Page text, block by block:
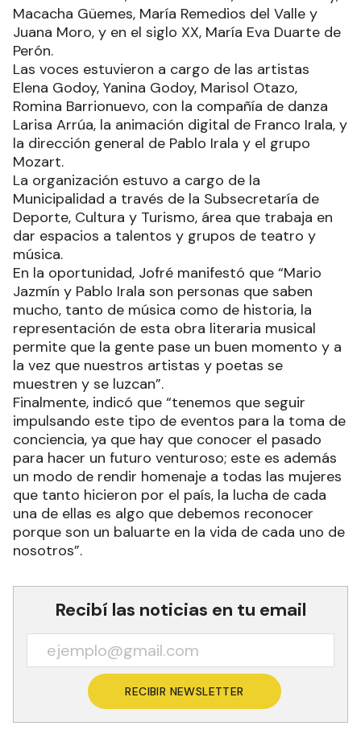
Macacha Güemes, María Remedios del Valle y
Juana Moro, y en el siglo XX, María Eva Duarte de
Perón.
Las voces estuvieron a cargo de las artistas
Elena Godoy, Yanina Godoy, Marisol Otazo,
Romina Barrionuevo, con la compañía de danza
Larisa Arrúa, la animación digital de Franco Irala, y
la dirección general de Pablo Irala y el grupo
Mozart.
La organización estuvo a cargo de la
Municipalidad a través de la Subsecretaría de
Deporte, Cultura y Turismo, área que trabaja en
dar espacios a talentos y grupos de teatro y
música.
En la oportunidad, Jofré manifestó que “Mario
Jazmín y Pablo Irala son personas que saben
mucho, tanto de música como de historia, la
representación de esta obra literaria musical
permite que la gente pase un buen momento y a
la vez que nuestros artistas y poetas se
muestren y se luzcan”.
Finalmente, indicó que “tenemos que seguir
impulsando este tipo de eventos para la toma de
conciencia, ya que hay que conocer el pasado
para hacer un futuro venturoso; este es además
un modo de rendir homenaje a todas las mujeres
que tanto hicieron por el país, la lucha de cada
una de ellas es algo que debemos reconocer
porque son un baluarte en la vida de cada uno de
nosotros”.
Recibí las noticias en tu email
RECIBIR NEWSLETTER